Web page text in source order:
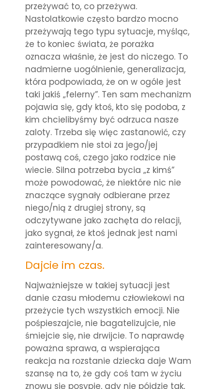
przeżywać to, co przeżywa.
Nastolatkowie często bardzo mocno
przeżywają tego typu sytuacje, myśląc,
że to koniec świata, że porażka
oznacza właśnie, że jest do niczego. To
nadmierne uogólnienie, generalizacja,
która podpowiada, że on w ogóle jest
taki jakiś „felerny”. Ten sam mechanizm
pojawia się, gdy ktoś, kto się podoba, z
kim chcielibyśmy być odrzuca nasze
zaloty. Trzeba się więc zastanowić, czy
przypadkiem nie stoi za jego/jej
postawą coś, czego jako rodzice nie
wiecie. Silna potrzeba bycia „z kimś”
może powodować, że niektóre nic nie
znaczące sygnały odbierane przez
niego/nią z drugiej strony, są
odczytywane jako zachęta do relacji,
jako sygnał, że ktoś jednak jest nami
zainteresowany/a.
Dajcie im czas.
Najważniejsze w takiej sytuacji jest
danie czasu młodemu człowiekowi na
przeżycie tych wszystkich emocji. Nie
pośpieszajcie, nie bagatelizujcie, nie
śmiejcie się, nie drwijcie. To naprawdę
poważna sprawa, a wspierająca
reakcja na rozstanie dziecka daje Wam
szansę na to, że gdy coś tam w życiu
znowu się posypie, gdy nie pójdzie tak,